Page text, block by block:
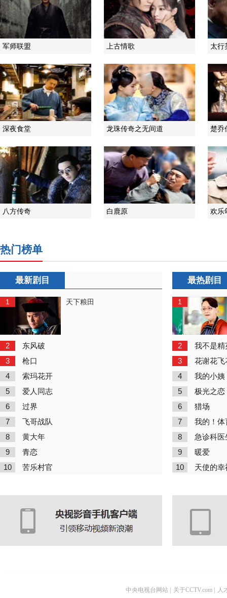
军师联盟 上古情歌 太行
深夜食堂 龙珠传奇之无间道 楚乔
八方传奇 白鹿原 欢乐
热门榜单
最新剧目
1 天下粮田
2 东风破
3 枪口
4 索玛花开
5 爱人同志
6 过界
7 飞哥战队
8 黄大年
9 青恋
10 苦乐村官
最热剧目
1
2 我不是精
3 花谢花飞
4 我的小姨
5 极光之恋
6 猎场
7 我的！体
8 急诊科医
9 暖爱
10 天使的幸
中央电视台网站 关于CCTV.com 人